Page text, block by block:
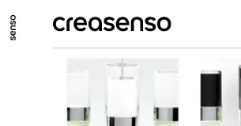
ALLER AU CONTENU PRINCIPAL